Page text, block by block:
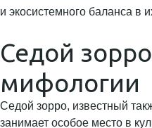
и экосистемного баланса в
Седой
мифологии
Седой зорро, известный
занимает особое место в